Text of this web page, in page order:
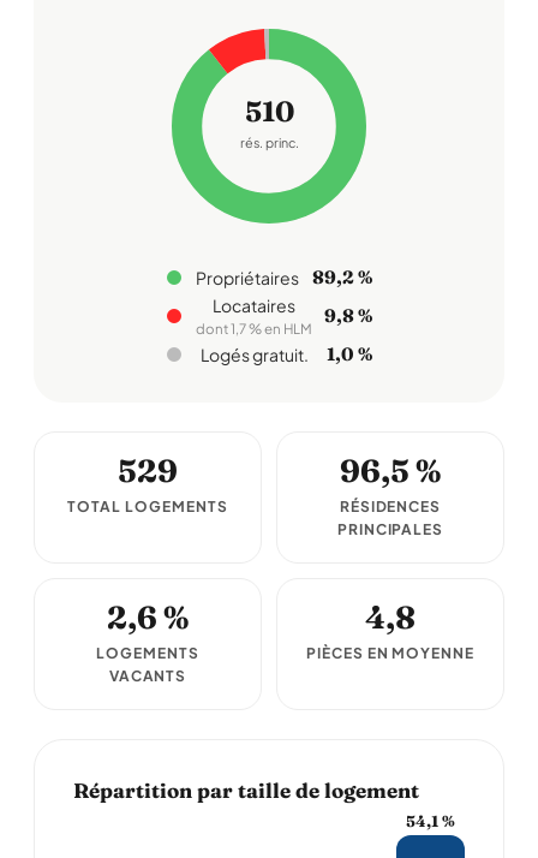
510
rés. princ.
Propriétaires 89,2 %
Locataires
dont 1,7 % en HLM
9,8 %
Logés gratuit. 1,0 %
529
TOTAL LOGEMENTS
96,5 %
RÉSIDENCES
PRINCIPALES
2,6 %
LOGEMENTS
VACANTS
4,8
PIÈCES EN MOYENNE
Répartition par taille de logement
54,1 %